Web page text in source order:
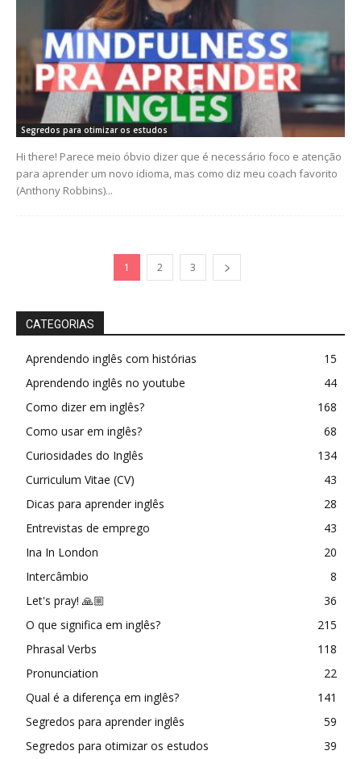
Segredos para otimizar os estudos
Hi there! Parece meio óbvio dizer que é necessário foco e atenção
para aprender um novo idioma, mas como diz meu coach favorito
(Anthony Robbins)...
1 2 3
CATEGORIAS
Aprendendo inglês com histórias
15
Aprendendo inglês no youtube
44
Como dizer em inglês?
168
Como usar em inglês?
68
Curiosidades do Inglês
134
Curriculum Vitae (CV)
43
Dicas para aprender inglês
28
Entrevistas de emprego
43
Ina In London
20
Intercâmbio
8
Let's pray! 🙏🏼
36
O que significa em inglês?
215
Phrasal Verbs
118
Pronunciation
22
Qual é a diferença em inglês?
141
Segredos para aprender inglês
59
Segredos para otimizar os estudos
39